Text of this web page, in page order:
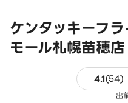
ケンタッキーフ
モール札幌苗穂店
4.1(54)
出